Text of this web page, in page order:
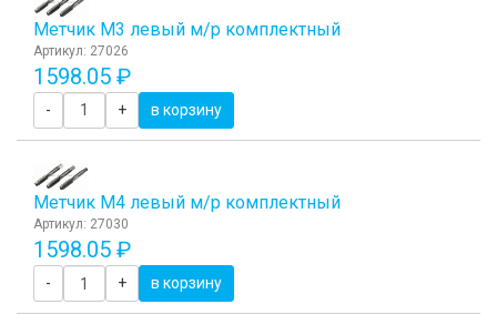
Метчик М3 левый м/р комплектный
Артикул: 27026
1598.05 ₽
- + в корзину
Метчик М4 левый м/р комплектный
Артикул: 27030
1598.05 ₽
- + в корзину